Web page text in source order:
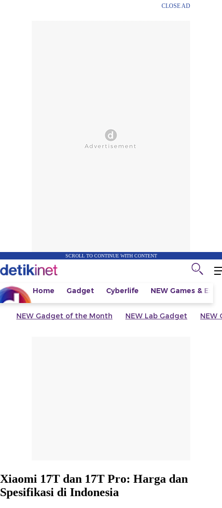
CLOSE AD
SCROLL TO CONTINUE WITH CONTENT
Home Gadget Cyberlife NEW Games &
NEW Gadget of the Month NEW Lab Gadget NEW
Xiaomi 17T dan 17T Pro: Harga dan
Spesifikasi di Indonesia